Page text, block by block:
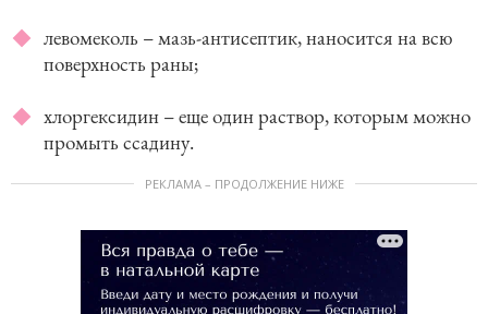
левомеколь – мазь-антисептик, наносится на всю
поверхность раны;
хлоргексидин – еще один раствор, которым можно
промыть ссадину.
РЕКЛАМА – ПРОДОЛЖЕНИЕ НИЖЕ